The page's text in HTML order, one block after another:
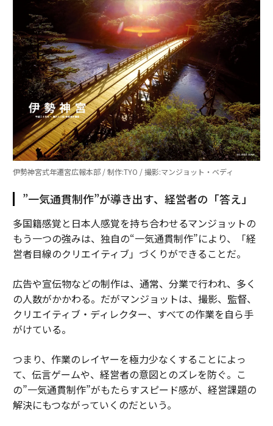
伊勢神宮式年遷宮広報本部 / 制作:TYO / 撮影:マンジョット・ベディ
”一気通貫制作”が導き出す、経営者の「答え」
多国籍感覚と日本人感覚を持ち合わせるマンジョットの
もう一つの強みは、独自の“一気通貫制作”により、「経
営者目線のクリエイティブ」づくりができることだ。
広告や宣伝物などの制作は、通常、分業で行われ、多く
の人数がかかわる。だがマンジョットは、撮影、監督、
クリエイティブ・ディレクター、すべての作業を自ら手
がけている。
つまり、作業のレイヤーを極力少なくすることによっ
て、伝言ゲームや、経営者の意図とのズレを防ぐ。こ
の”一気通貫制作”がもたらすスピード感が、経営課題の
解決にもつながっていくのだという。